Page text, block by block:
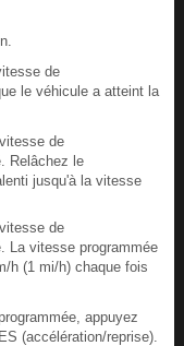
de
le véhicule a atteint la
de
Relâchez le
jusqu'à la vitesse
de
La vitesse programmée
h (1 mi/h) chaque fois
appuyez
(accélération/reprise).